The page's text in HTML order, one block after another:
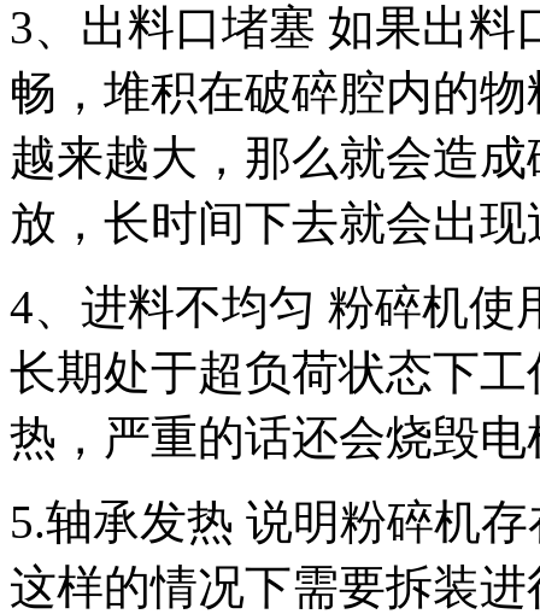
3、出料口堵塞 如果出
畅，堆积在破碎腔内的
越来越大，那么就会造
放，长时间下去就会出
4、进料不均匀 粉碎机使
长期处于超负荷状态下
热，严重的话还会烧毁电
5.轴承发热 说明粉碎机
这样的情况下需要拆装